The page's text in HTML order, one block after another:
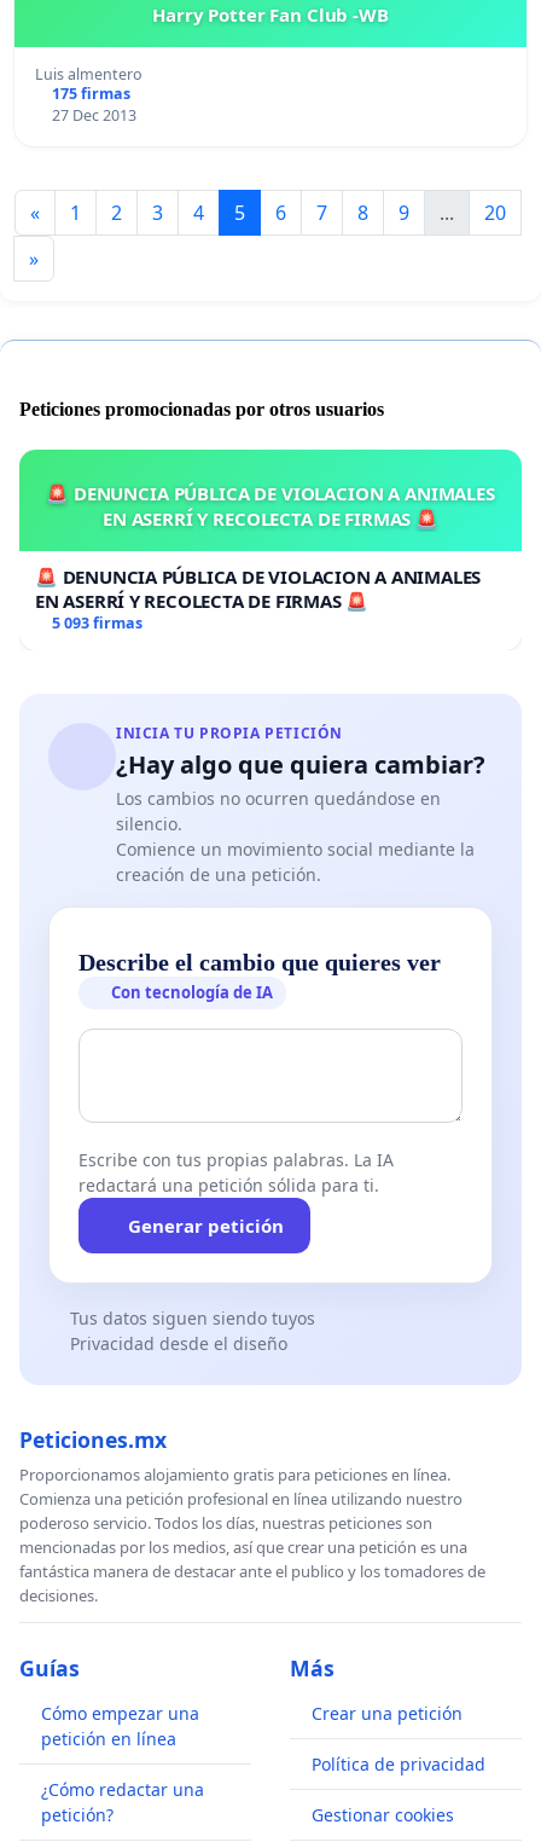
Harry Potter Fan Club -WB
Luis almentero
175 firmas
27 Dec 2013
« 1 2 3 4 5 6 7 8 9 ...
20
»
Peticiones promocionadas por otros usuarios
🚨 DENUNCIA PÚBLICA DE VIOLACION A ANIMALES
EN ASERRÍ Y RECOLECTA DE FIRMAS 🚨
🚨 DENUNCIA PÚBLICA DE VIOLACION A ANIMALES
EN ASERRÍ Y RECOLECTA DE FIRMAS 🚨
5 093 firmas
INICIA TU PROPIA PETICIÓN
¿Hay algo que quiera cambiar?
Los cambios no ocurren quedándose en
silencio.
Comience un movimiento social mediante la
creación de una petición.
Describe el cambio que quieres ver
Con tecnología de IA
Escribe con tus propias palabras. La IA
redactará una petición sólida para ti.
Generar petición
Tus datos siguen siendo tuyos
Privacidad desde el diseño
Peticiones.mx
Proporcionamos alojamiento gratis para peticiones en línea.
Comienza una petición profesional en línea utilizando nuestro
poderoso servicio. Todos los días, nuestras peticiones son
mencionadas por los medios, así que crear una petición es una
fantástica manera de destacar ante el publico y los tomadores de
decisiones.
Guías
Cómo empezar una
petición en línea
¿Cómo redactar una
petición?
Más
Crear una petición
Política de privacidad
Gestionar cookies